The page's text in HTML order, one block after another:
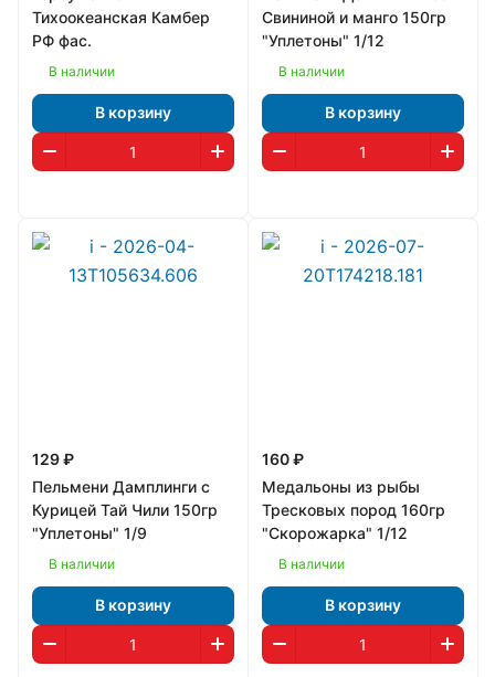
Тихоокеанская Камбер
РФ фас.
В наличии
В корзину
Свининой и манго 150гр
"Уплетоны" 1/12
В наличии
В корзину
129 ₽
Пельмени Дамплинги с
Курицей Тай Чили 150гр
"Уплетоны" 1/9
В наличии
В корзину
160 ₽
Медальоны из рыбы
Тресковых пород 160гр
"Скорожарка" 1/12
В наличии
В корзину